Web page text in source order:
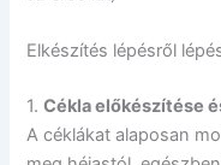
Elkészítés lépésről
1.Cékla előkészítése
A céklákat alaposan